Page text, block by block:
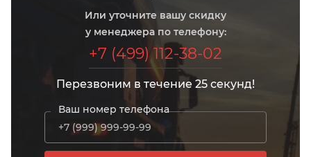
Или уточните вашу скидку
у менеджера по телефону:
+7 (499) 112-38-02
Перезвоним в течение 25 секунд!
Ваш номер телефона